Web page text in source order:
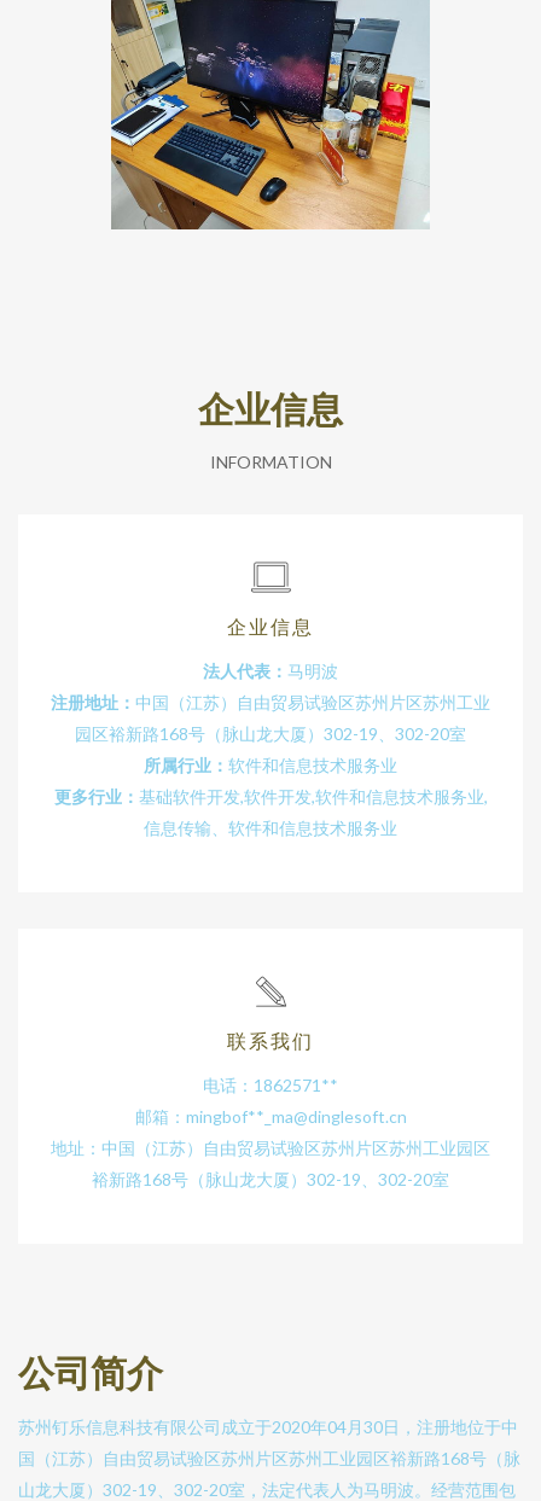
企业信息
INFORMATION
企业信息
法人代表： 马明波
注册地址： 中国（江苏）自由贸易试验区苏州片区苏州工业
园区裕新路168号（脉山龙大厦）302-19、302-20室
所属行业： 软件和信息技术服务业
更多行业： 基础软件开发,软件开发,软件和信息技术服务业,
信息传输、软件和信息技术服务业
联系我们
电话：1862571**
邮箱：mingbof** _ma@dinglesoft.cn
地址：中国（江苏）自由贸易试验区苏州片区苏州工业园区
裕新路168号（脉山龙大厦）302-19、302-20室
公司简介
苏州钉乐信息科技有限公司成立于2020年04月30日，注册地位于中
国（江苏）自由贸易试验区苏州片区苏州工业园区裕新路168号（脉
山龙大厦）302-19、302-20室，法定代表人为马明波。经营范围包